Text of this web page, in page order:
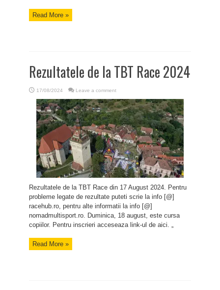
Read More »
Rezultatele de la TBT Race 2024
17/08/2024 Leave a comment
Rezultatele de la TBT Race din 17 August 2024. Pentru
probleme legate de rezultate puteti scrie la info [@]
racehub.ro, pentru alte informatii la info [@]
nomadmultisport.ro. Duminica, 18 august, este cursa
copiilor. Pentru inscrieri acceseaza link-ul de aici. „
Read More »